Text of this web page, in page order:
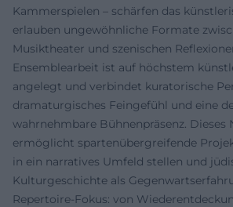
Kammerspielen – schärfen das
erlauben ungewöhnliche Formate
Musiktheater und szenischen
Ensemblearbeit ist auf höchstem
angelegt und verbindet kuratorische
dramaturgisches Feingefühl und eine
wahrnehmbare Bühnenpräsenz. Dieses
ermöglicht spartenübergreifende
in ein narratives Umfeld stellen und
Kulturgeschichte als
Repertoire-Fokus: von